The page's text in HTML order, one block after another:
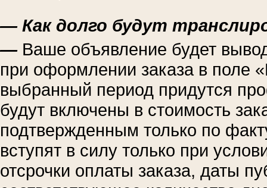
— Как долго будут
— Ваше объявление будет
при оформлении заказа в поле
выбранный период придутся
будут включены в стоимость
подтвержденным только по
вступят в силу только при
отсрочки оплаты заказа, даты